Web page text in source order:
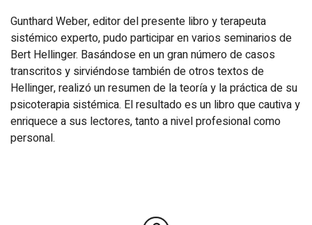
Gunthard Weber, editor del presente libro y terapeuta
sistémico experto, pudo participar en varios seminarios de
Bert Hellinger. Basándose en un gran número de casos
transcritos y sirviéndose también de otros textos de
Hellinger, realizó un resumen de la teoría y la práctica de su
psicoterapia sistémica. El resultado es un libro que cautiva y
enriquece a sus lectores, tanto a nivel profesional como
personal.